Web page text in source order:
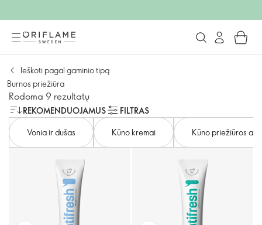
Ieškoti pagal gaminio tipą
Burnos priežiūra
Rodoma 9 rezultatų
REKOMENDUOJAMUS
FILTRAS
Vonia ir dušas
Kūno kremai Kūno priežiūros